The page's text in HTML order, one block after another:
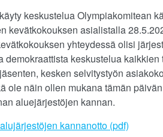
keskustelua Olympiakomitean
kevätkokouksen asialistalla
yhteydessä olisi
demokraattista keskustelua
kesken selvitystyön
ole näin ollen mukana tämän
aluejärjestöjen kannan.
kannanotto (pdf)